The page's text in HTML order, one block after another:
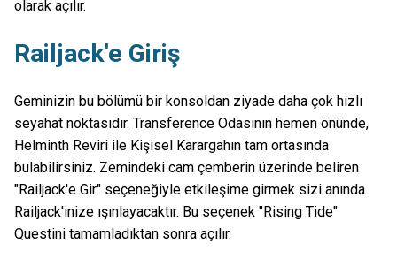
olarak açılır.
Railjack'e Giriş
Geminizin bu bölümü bir konsoldan ziyade daha çok hızlı
seyahat noktasıdır. Transference Odasının hemen önünde,
Helminth Reviri ile Kişisel Karargahın tam ortasında
bulabilirsiniz. Zemindeki cam çemberin üzerinde beliren
"Railjack'e Gir" seçeneğiyle etkileşime girmek sizi anında
Railjack'inize ışınlayacaktır. Bu seçenek "Rising Tide"
Questini tamamladıktan sonra açılır.